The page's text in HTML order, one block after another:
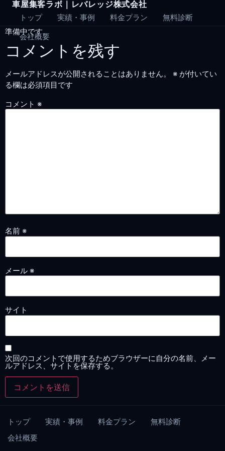
Skip
content
車屋集客ラボ｜レバレッジ株式会社
トップ 実績・事例 料金プラン
無料診断
会社概要
準備中です。
コメントを残す
メールアドレスが公開されることはありません。 ※ が付いてい
る欄は必須項目です
コメント ※
名前 ※
メール ※
サイト
次回のコメントで使用するためブラウザーに自分の名前、メー
ルアドレス、サイトを保存する。
トップ 実績・事例 料金プラン
無料診断
会社概要